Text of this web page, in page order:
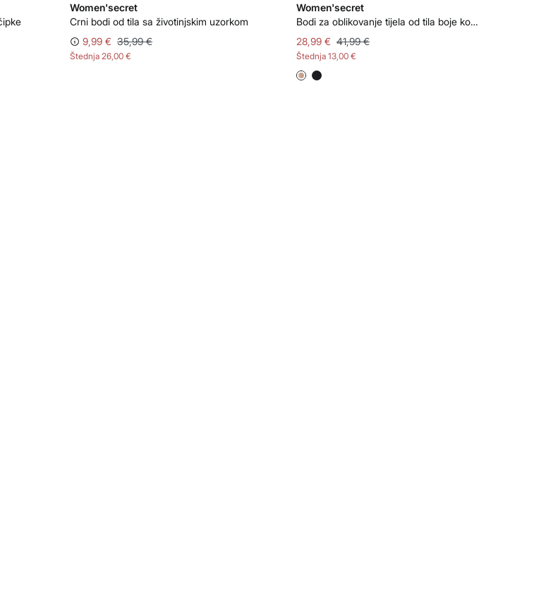
Women'secret
Crni bodi od tila sa životinjskim uzorkom
9,99 € 35,99 €
Štednja 26,00 €
Women'secret
Bodi za oblikovanje tijela od tila boje kože
28,99 € 41,99 €
Štednja 13,00 €